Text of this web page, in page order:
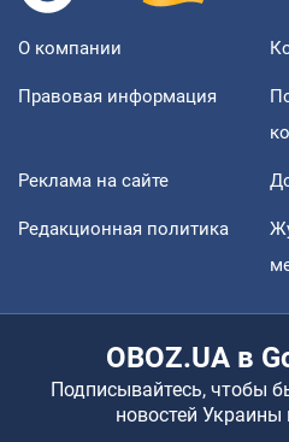
О компании
Правовая информация
Реклама на сайте
Редакционная политика
OBOZ.UA в
Подписывайтесь, чтобы
новостей Украины